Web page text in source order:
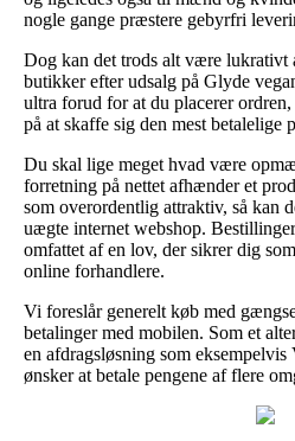
nogle gange præstere gebyrfri
Dog kan det trods alt være lukrativt
butikker efter udsalg på Glyde
ultra forud for at du placerer
på at skaffe sig den mest betalelige
Du skal lige meget hvad være
forretning på nettet afhænder et
som overordentlig attraktiv, så kan
uægte internet webshop.
omfattet af en lov, der sikrer dig
online forhandlere.
Vi foreslår generelt køb med
betalinger med mobilen. Som et
en afdragsløsning som
ønsker at betale pengene af flere